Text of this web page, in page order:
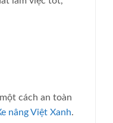
cách an toàn
nâng Việt Xanh.